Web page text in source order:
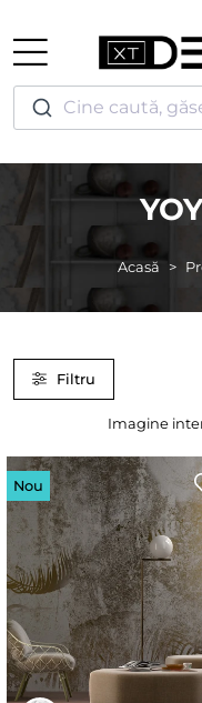
Cine caută,
Acasă
Filtru
Imagine
Nou